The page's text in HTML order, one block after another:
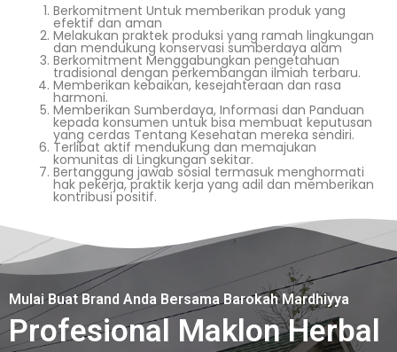
Berkomitment Untuk memberikan produk yang
efektif dan aman
Melakukan praktek produksi yang ramah lingkungan
dan mendukung konservasi sumberdaya alam
Berkomitment Menggabungkan pengetahuan
tradisional dengan perkembangan ilmiah terbaru.
Memberikan kebaikan, kesejahteraan dan rasa
harmoni.
Memberikan Sumberdaya, Informasi dan Panduan
kepada konsumen untuk bisa membuat keputusan
yang cerdas Tentang Kesehatan mereka sendiri.
Terlibat aktif mendukung dan memajukan
komunitas di Lingkungan sekitar.
Bertanggung jawab sosial termasuk menghormati
hak pekerja, praktik kerja yang adil dan memberikan
kontribusi positif.
Mulai Buat Brand Anda Bersama Barokah Mardhiyya
Profesional Maklon Herbal